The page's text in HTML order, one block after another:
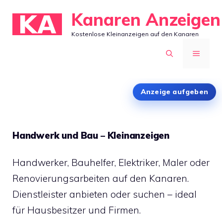
Inhalt
springen
Kanaren Anzeigen
Kostenlose Kleinanzeigen auf den Kanaren
MENÜ
Anzeige aufgeben
Handwerk und Bau – Kleinanzeigen
Handwerker, Bauhelfer, Elektriker, Maler oder
Renovierungsarbeiten auf den Kanaren.
Dienstleister anbieten oder suchen – ideal
für Hausbesitzer und Firmen.